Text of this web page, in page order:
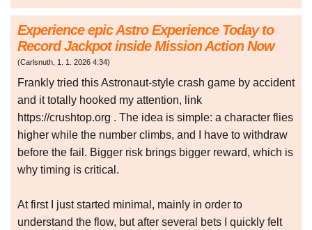
Experience epic Astro Experience Today to
Record Jackpot inside Mission Action Now
(Carlsnuth, 1. 1. 2026 4:34)
Frankly tried this Astronaut-style crash game by accident
and it totally hooked my attention, link
https://crushtop.org . The idea is simple: a character flies
higher while the number climbs, and I have to withdraw
before the fail. Bigger risk brings bigger reward, which is
why timing is critical.
At first I just started minimal, mainly in order to
understand the flow, but after several bets I quickly felt